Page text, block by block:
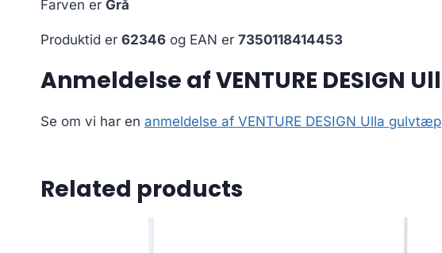
Farven er Grå
Produktid er 62346 og EAN er 7350118414453
Anmeldelse af VENTURE
Se om vi har en anmeldelse af VENTURE DESIGN Ulla
Related products